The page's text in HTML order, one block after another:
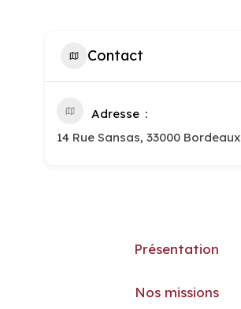
Contact
Adresse
14 Rue Sansas, 33000 Bordeaux
Présentation
Nos missions